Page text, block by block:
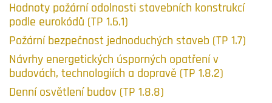
Hodnoty požární odolnosti stavebních konstrukcí
podle eurokódů (TP 1.6.1)
Požární bezpečnost jednoduchých staveb (TP 1.7)
Návrhy energetických úsporných opatření v
budovách, technologiích a dopravě (TP 1.8.2)
Denní osvětlení budov (TP 1.8.8)